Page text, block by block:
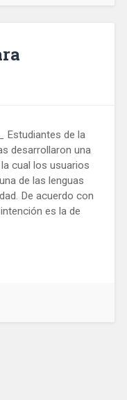
Estudiantes de la
desarrollaron una
cual los usuarios
de las lenguas
De acuerdo con
es la de